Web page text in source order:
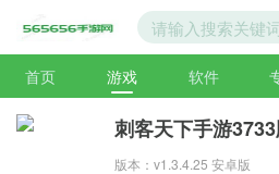
首页 游戏 软件
刺客天下手游
版本：v1.3.4.25 安卓版